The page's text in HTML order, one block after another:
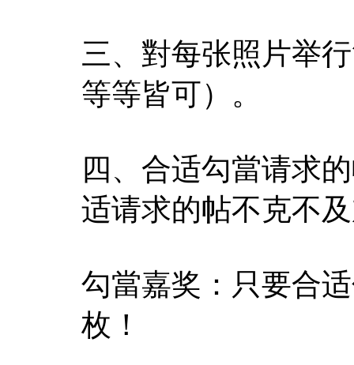
三、對每张照片举
等等皆可）。
四、合适勾當请求
适请求的帖不克不
勾當嘉奖：只要合
枚！